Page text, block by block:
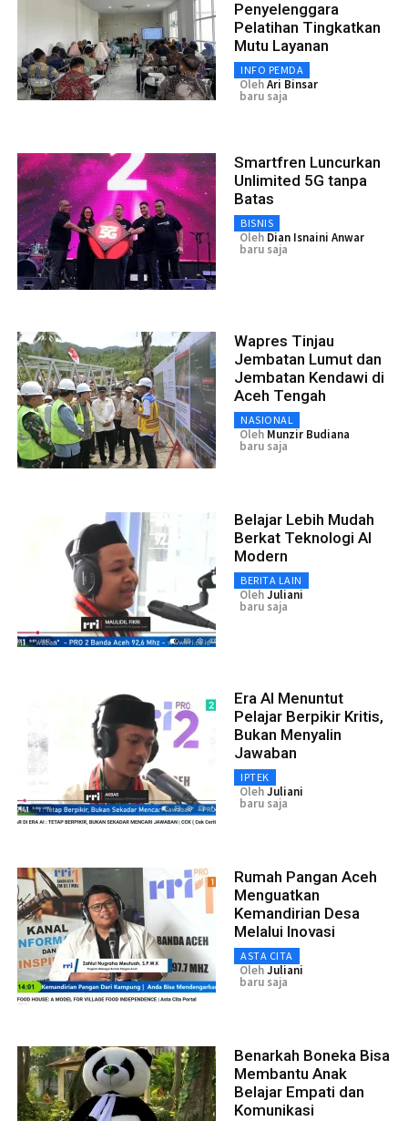
Penyelenggara
Pelatihan Tingkatkan
Mutu Layanan
INFO PEMDA
OlehAri Binsar
baru saja
Smartfren Luncurkan
Unlimited 5G tanpa
Batas
BISNIS
Oleh Dian Isnaini Anwar
baru saja
Wapres Tinjau
Jembatan Lumut dan
Jembatan Kendawi di
Aceh Tengah
NASIONAL
Oleh Munzir Budiana
baru saja
Belajar Lebih Mudah
Berkat Teknologi AI
Modern
BERITA LAIN
OlehJuliani
baru saja
Era AI Menuntut
Pelajar Berpikir Kritis,
Bukan Menyalin
Jawaban
IPTEK
OlehJuliani
baru saja
Rumah Pangan Aceh
Menguatkan
Kemandirian Desa
Melalui Inovasi
ASTA CITA
OlehJuliani
baru saja
Benarkah Boneka Bisa
Membantu Anak
Belajar Empati dan
Komunikasi